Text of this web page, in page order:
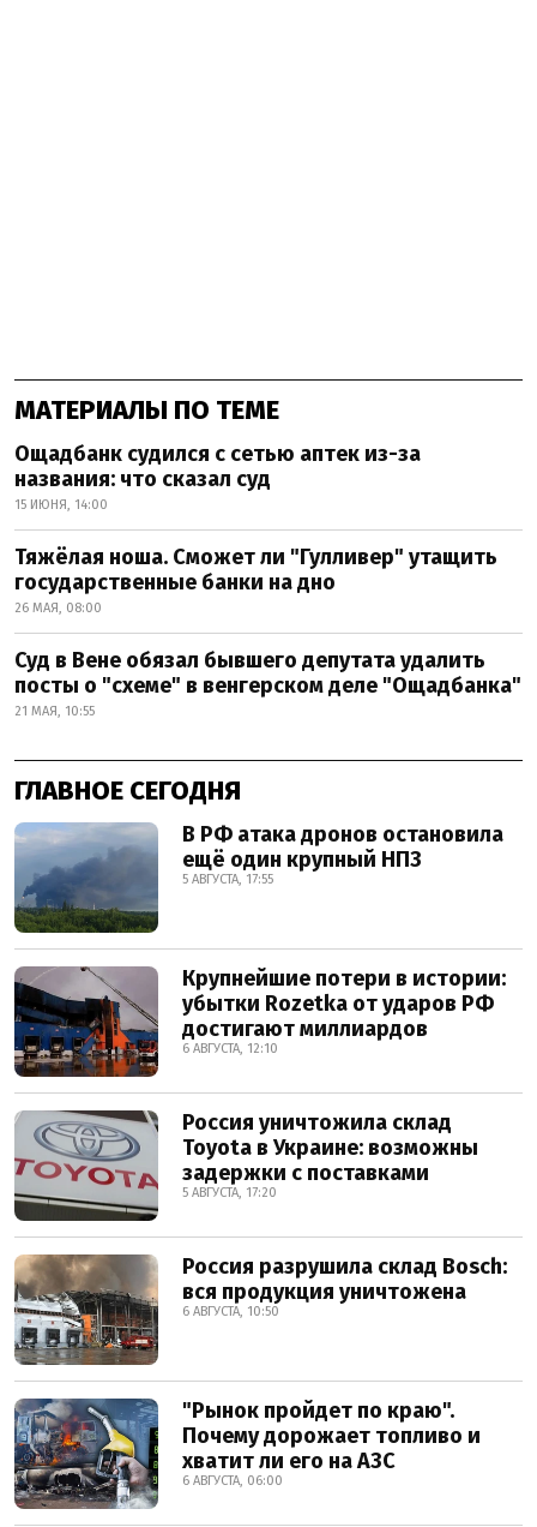
МАТЕРИАЛЫ ПО ТЕМЕ
Ощадбанк судился с сетью аптек из-за
названия: что сказал суд
15 ИЮНЯ, 14:00
Тяжёлая ноша. Сможет ли "Гулливер" утащить
государственные банки на дно
26 МАЯ, 08:00
Суд в Вене обязал бывшего депутата удалить
посты о "схеме" в венгерском деле "Ощадбанка"
21 МАЯ, 10:55
ГЛАВНОЕ СЕГОДНЯ
В РФ атака дронов остановила
ещё один крупный НПЗ
5 АВГУСТА, 17:55
Крупнейшие потери в истории:
убытки Rozetka от ударов РФ
достигают миллиардов
6 АВГУСТА, 12:10
Россия уничтожила склад
Toyota в Украине: возможны
задержки с поставками
5 АВГУСТА, 17:20
Россия разрушила склад Bosch:
вся продукция уничтожена
6 АВГУСТА, 10:50
"Рынок пройдет по краю".
Почему дорожает топливо и
хватит ли его на АЗС
6 АВГУСТА, 06:00